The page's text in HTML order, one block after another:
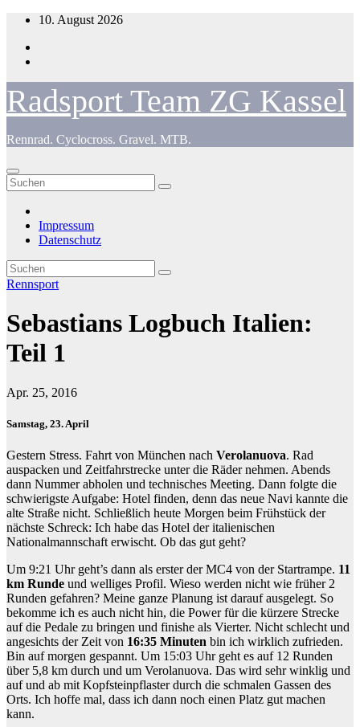
Zum
springen
10. August 2026
Radsport Team ZG Kassel
Rennrad. Cyclocross. Gravel. MTB.
Impressum
Datenschutz
Rennsport
Sebastians Logbuch Italien:
Teil 1
Apr. 25, 2016
Samstag, 23. April
Gestern Stress. Fahrt von München nach Verolanuova. Rad
auspacken und Zeitfahrstrecke unter die Räder nehmen. Abends
dann Nummer abholen und technisches Meeting. Dann folgte die
schwierigste Aufgabe: Hotel finden, denn das neue Navi kannte die
alte Straße nicht. Schließlich heute Morgen beim Frühstück der
nächste Schreck: Ich habe das Hotel der italienischen
Nationalmannschaft erwischt. Ob das gut geht?
Um 9:21 Uhr geht’s dann als erster der MC4 von der Startrampe. 11
km Runde und welliges Profil. Wieso werden nicht wie früher 2
Runden gefahren? Meine ganze Planung ist darauf ausgelegt. So
bekomme ich es auch nicht hin, die Power für die kürzere Strecke
auf die Pedale zu bringen und finishe als Vierter. Nicht schlecht und
angesichts der Zeit von 16:35 Minuten bin ich wirklich zufrieden.
Bin auf morgen gespannt. Um 15:03 Uhr geht es auf 12 Runden
über 5,8 km durch und um Verolanuova. Das wird sehr winklig und
auf und ab mit Kopfsteinpflaster durch die schmalen Gassen des
Orts. Ich hoffe mal, dass ich dann noch einen Platz gut machen
kann.